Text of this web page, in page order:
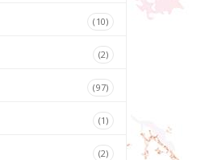
(10)
(2)
(97)
(1)
(2)